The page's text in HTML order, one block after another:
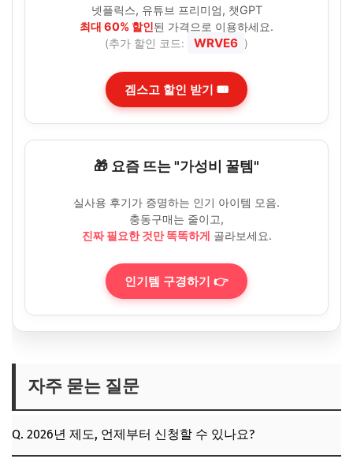
넷플릭스, 유튜브 프리미엄, 챗GPT
최대 60% 할인된 가격으로 이용하세요.
(추가 할인 코드: WRVE6 )
겜스고 할인 받기 🎟️
🎁 요즘 뜨는 "가성비 꿀템"
실사용 후기가 증명하는 인기 아이템 모음.
충동구매는 줄이고,
진짜 필요한 것만 똑똑하게 골라보세요.
인기템 구경하기 👉
자주 묻는 질문
Q. 2026년 제도, 언제부터 신청할 수 있나요?